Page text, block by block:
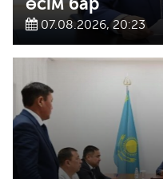
07.08.2026, 20:23